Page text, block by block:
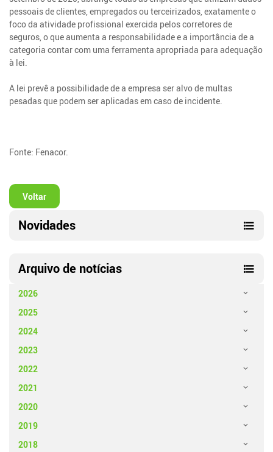
pessoais de clientes, empregados ou terceirizados, exatamente o
foco da atividade profissional exercida pelos corretores de
seguros, o que aumenta a responsabilidade e a importância de a
categoria contar com uma ferramenta apropriada para adequação
à lei.
A lei prevê a possibilidade de a empresa ser alvo de multas
pesadas que podem ser aplicadas em caso de incidente.
Fonte: Fenacor.
Voltar
Novidades
Arquivo de notícias
2026
2025
2024
2023
2022
2021
2020
2019
2018